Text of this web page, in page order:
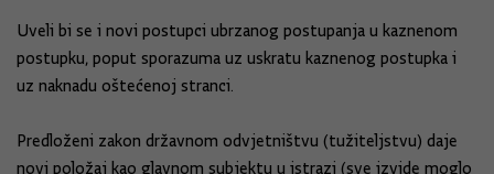
Uveli bi se i novi postupci ubrzanog postupanja u kaznenom
postupku, poput sporazuma uz uskratu kaznenog postupka i
uz naknadu oštećenoj stranci.
Predloženi zakon državnom odvjetništvu (tužiteljstvu) daje
novi položaj kao glavnom subjektu u istrazi (sve izvide moglo